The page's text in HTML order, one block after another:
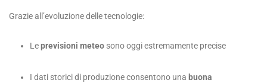
Grazie all’evoluzione delle tecnologie:
Leprevisioni meteo sono oggi estremamente precise
I dati storici di produzione consentono una buona